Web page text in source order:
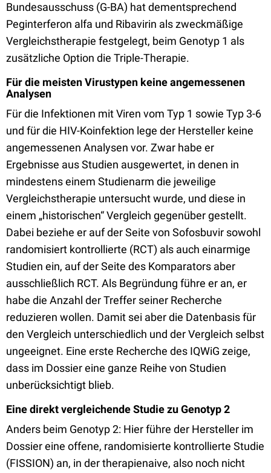
Bundesausschuss (G-BA) hat dementsprechend
Peginterferon alfa und Ribavirin als zweckmäßige
Vergleichstherapie festgelegt, beim Genotyp 1 als
zusätzliche Option die Triple-Therapie.
Für die meisten Virustypen keine angemessenen
Analysen
Für die Infektionen mit Viren vom Typ 1 sowie Typ 3-6
und für die HIV-Koinfektion lege der Hersteller keine
angemessenen Analysen vor. Zwar habe er
Ergebnisse aus Studien ausgewertet, in denen in
mindestens einem Studienarm die jeweilige
Vergleichstherapie untersucht wurde, und diese in
einem „historischen“ Vergleich gegenüber gestellt.
Dabei beziehe er auf der Seite von Sofosbuvir sowohl
randomisiert kontrollierte (RCT) als auch einarmige
Studien ein, auf der Seite des Komparators aber
ausschließlich RCT. Als Begründung führe er an, er
habe die Anzahl der Treffer seiner Recherche
reduzieren wollen. Damit sei aber die Datenbasis für
den Vergleich unterschiedlich und der Vergleich selbst
ungeeignet. Eine erste Recherche des IQWiG zeige,
dass im Dossier eine ganze Reihe von Studien
unberücksichtigt blieb.
Eine direkt vergleichende Studie zu Genotyp 2
Anders beim Genotyp 2: Hier führe der Hersteller im
Dossier eine offene, randomisierte kontrollierte Studie
(FISSION) an, in der therapienaive, also noch nicht